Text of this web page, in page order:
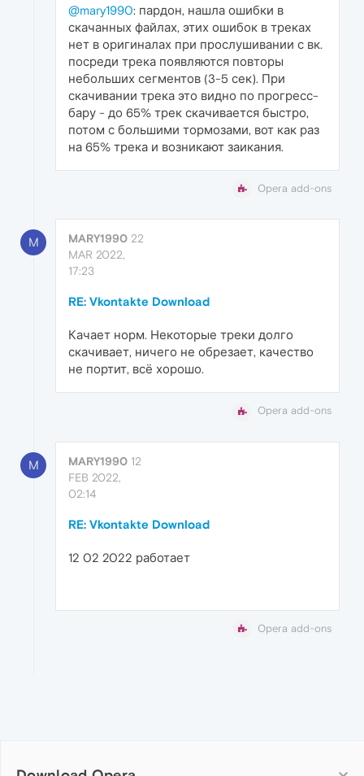
@mary1990: пардон, нашла ошибки в
скачанных файлах, этих ошибок в треках
нет в оригиналах при прослушивании с вк.
посреди трека появляются повторы
небольших сегментов (3-5 сек). При
скачивании трека это видно по прогресс-
бару - до 65% трек скачивается быстро,
потом с большими тормозами, вот как раз
на 65% трека и возникают заикания.
Opera add-ons
M MARY1990 22
MAR 2022,
17:23
RE: Vkontakte Download
Качает норм. Некоторые треки долго
скачивает, ничего не обрезает, качество
не портит, всё хорошо.
Opera add-ons
M MARY1990 12
FEB 2022,
02:14
RE: Vkontakte Download
12 02 2022 работает
Opera add-ons